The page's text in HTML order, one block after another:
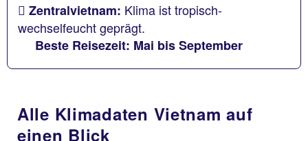
Zentralvietnam: Klima ist tropisch-
wechselfeucht geprägt.
Beste Reisezeit: Mai bis September
Alle Klimadaten Vietnam auf
einen Blick